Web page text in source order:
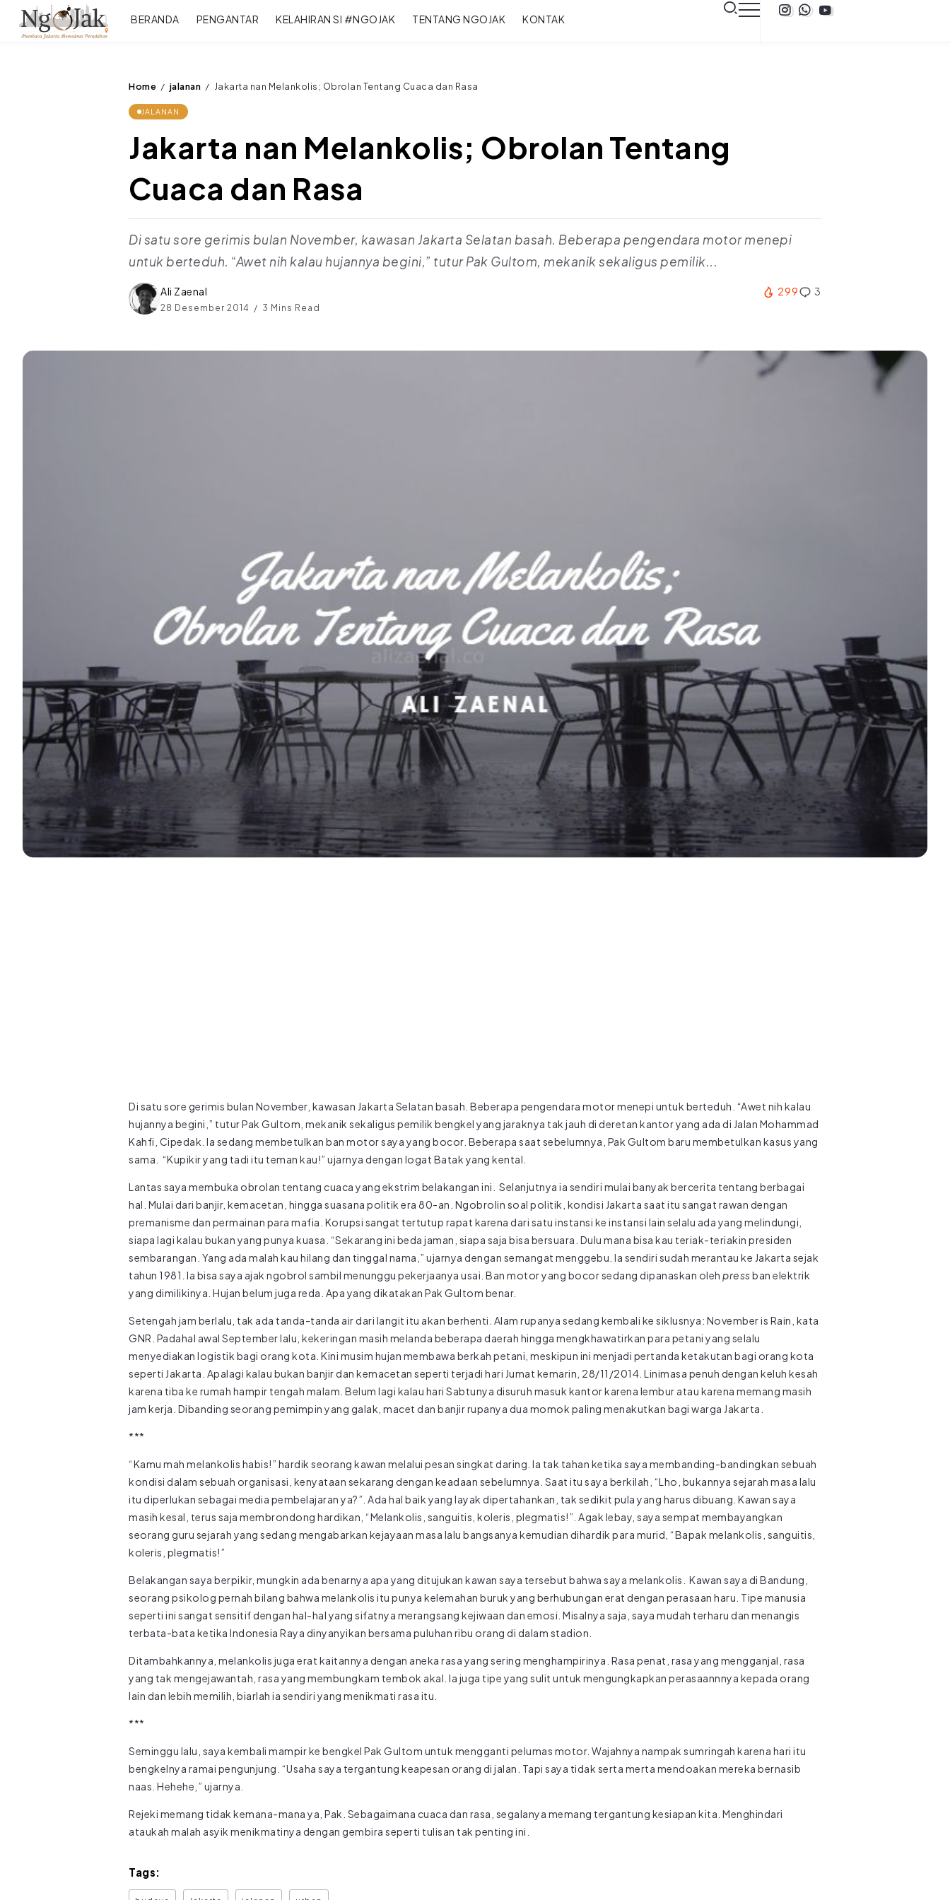
BERANDA PENGANTAR KELAHIRAN SI #NGOJAK TENTANG NGOJAK KONTAK
Home / jalanan / Jakarta nan Melankolis; Obrolan Tentang Cuaca dan Rasa
JALANAN
Jakarta nan Melankolis; Obrolan Tentang
Cuaca dan Rasa
Di satu sore gerimis bulan November, kawasan Jakarta Selatan basah. Beberapa pengendara motor menepi
untuk berteduh. “Awet nih kalau hujannya begini,” tutur Pak Gultom, mekanik sekaligus pemilik...
Ali Zaenal
28 Desember 2014 3 Mins Read
299 3
Di satu sore gerimis bulan November, kawasan Jakarta Selatan basah. Beberapa pengendara motor menepi untuk berteduh. “Awet nih kalau
hujannya begini,” tutur Pak Gultom, mekanik sekaligus pemilik bengkel yang jaraknya tak jauh di deretan kantor yang ada di Jalan Mohammad
Kahfi, Cipedak. Ia sedang membetulkan ban motor saya yang bocor. Beberapa saat sebelumnya, Pak Gultom baru membetulkan kasus yang
sama. “Kupikir yang tadi itu teman kau!” ujarnya dengan logat Batak yang kental.
Lantas saya membuka obrolan tentang cuaca yang ekstrim belakangan ini. Selanjutnya ia sendiri mulai banyak bercerita tentang berbagai
hal. Mulai dari banjir, kemacetan, hingga suasana politik era 80-an. Ngobrolin soal politik, kondisi Jakarta saat itu sangat rawan dengan
premanisme dan permainan para mafia. Korupsi sangat tertutup rapat karena dari satu instansi ke instansi lain selalu ada yang melindungi,
siapa lagi kalau bukan yang punya kuasa. “Sekarang ini beda jaman, siapa saja bisa bersuara. Dulu mana bisa kau teriak-teriakin presiden
sembarangan. Yang ada malah kau hilang dan tinggal nama,” ujarnya dengan semangat menggebu. Ia sendiri sudah merantau ke Jakarta sejak
tahun 1981. Ia bisa saya ajak ngobrol sambil menunggu pekerjaanya usai. Ban motor yang bocor sedang dipanaskan oleh pressban elektrik
yang dimilikinya. Hujan belum juga reda. Apa yang dikatakan Pak Gultom benar.
Setengah jam berlalu, tak ada tanda-tanda air dari langit itu akan berhenti. Alam rupanya sedang kembali ke siklusnya: November is Rain, kata
GNR. Padahal awal September lalu, kekeringan masih melanda beberapa daerah hingga mengkhawatirkan para petani yang selalu
menyediakan logistik bagi orang kota. Kini musim hujan membawa berkah petani, meskipun ini menjadi pertanda ketakutan bagi orang kota
seperti Jakarta. Apalagi kalau bukan banjir dan kemacetan seperti terjadi hari Jumat kemarin, 28/11/2014. Linimasa penuh dengan keluh kesah
karena tiba ke rumah hampir tengah malam. Belum lagi kalau hari Sabtunya disuruh masuk kantor karena lembur atau karena memang masih
jam kerja. Dibanding seorang pemimpin yang galak, macet dan banjir rupanya dua momok paling menakutkan bagi warga Jakarta.
***
“Kamu mah melankolis habis!” hardik seorang kawan melalui pesan singkat daring. Ia tak tahan ketika saya membanding-bandingkan sebuah
kondisi dalam sebuah organisasi, kenyataan sekarang dengan keadaan sebelumnya. Saat itu saya berkilah, “Lho, bukannya sejarah masa lalu
itu diperlukan sebagai media pembelajaran ya?”. Ada hal baik yang layak dipertahankan, tak sedikit pula yang harus dibuang. Kawan saya
masih kesal, terus saja membrondong hardikan, “Melankolis, sanguitis, koleris, plegmatis!”. Agak lebay, saya sempat membayangkan
seorang guru sejarah yang sedang mengabarkan kejayaan masa lalu bangsanya kemudian dihardik para murid, “Bapak melankolis, sanguitis,
koleris, plegmatis!”
Belakangan saya berpikir, mungkin ada benarnya apa yang ditujukan kawan saya tersebut bahwa saya melankolis. Kawan saya di Bandung,
seorang psikolog pernah bilang bahwa melankolis itu punya kelemahan buruk yang berhubungan erat dengan perasaan haru. Tipe manusia
seperti ini sangat sensitif dengan hal-hal yang sifatnya merangsang kejiwaan dan emosi. Misalnya saja, saya mudah terharu dan menangis
terbata-bata ketika Indonesia Raya dinyanyikan bersama puluhan ribu orang di dalam stadion.
Ditambahkannya, melankolis juga erat kaitannya dengan aneka rasa yang sering menghampirinya. Rasa penat, rasa yang mengganjal, rasa
yang tak mengejawantah, rasa yang membungkam tembok akal. Ia juga tipe yang sulit untuk mengungkapkan perasaannnya kepada orang
lain dan lebih memilih, biarlah ia sendiri yang menikmati rasa itu.
***
Seminggu lalu, saya kembali mampir ke bengkel Pak Gultom untuk mengganti pelumas motor. Wajahnya nampak sumringah karena hari itu
bengkelnya ramai pengunjung. “Usaha saya tergantung keapesan orang di jalan. Tapi saya tidak serta merta mendoakan mereka bernasib
naas. Hehehe,” ujarnya.
Rejeki memang tidak kemana-mana ya, Pak. Sebagaimana cuaca dan rasa, segalanya memang tergantung kesiapan kita. Menghindari
ataukah malah asyik menikmatinya dengan gembira seperti tulisan tak penting ini.
Tags: